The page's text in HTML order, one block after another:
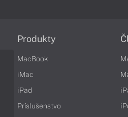
Produkty
MacBook
iMac
iPad
Príslušenstvo